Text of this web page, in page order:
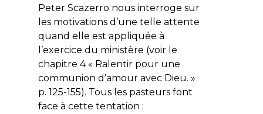
Peter Scazerro nous interroge sur
les motivations d’une telle attente
quand elle est appliquée à
l’exercice du ministère (voir le
chapitre 4 « Ralentir pour une
communion d’amour avec Dieu. »
p. 125-155). Tous les pasteurs font
face à cette tentation :